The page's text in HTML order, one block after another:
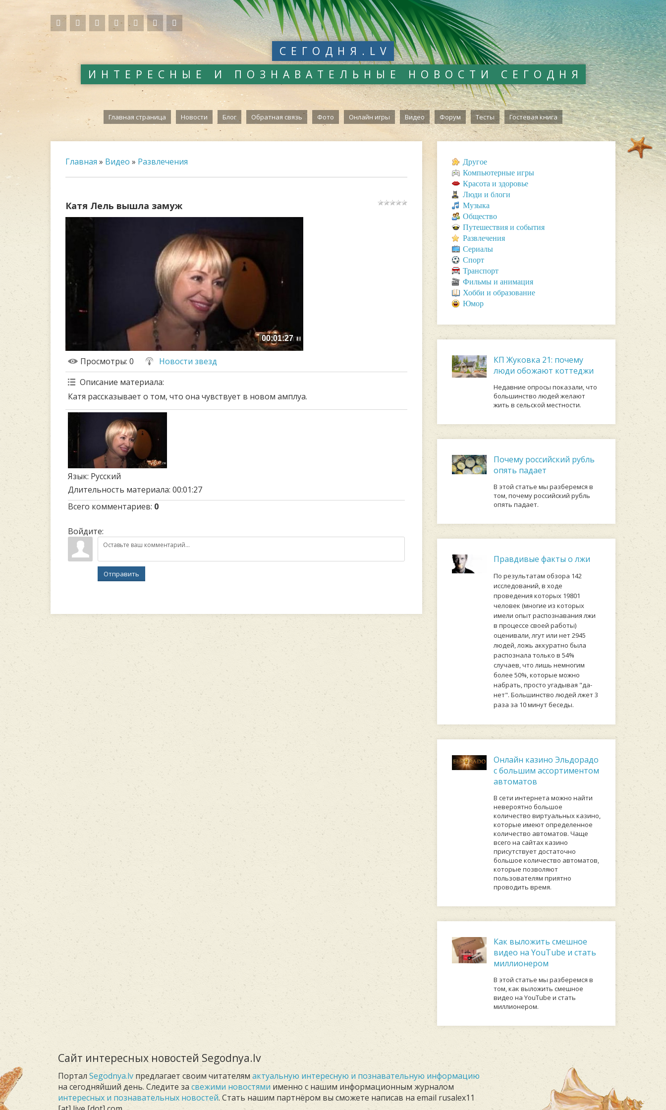
СЕГОДНЯ.LV
ИНТЕРЕСНЫЕ И ПОЗНАВАТЕЛЬНЫЕ НОВОСТИ СЕГОДНЯ
Главная страница Новости Блог Обратная связь Фото Онлайн игры Видео Форум Тесты Гостевая книга
Главная » Видео » Развлечения
Катя Лель вышла замуж
00:01:27
Просмотры: 0
Новости звезд
Описание материала:
Катя рассказывает о том, что она чувствует в новом амплуа.
Язык: Русский
Длительность материала: 00:01:27
Всего комментариев: 0
Войдите:
Отправить
Другое
Компьютерные игры
Красота и здоровье
Люди и блоги
Музыка
Общество
Путешествия и события
Развлечения
Сериалы
Спорт
Транспорт
Фильмы и анимация
Хобби и образование
Юмор
КП Жуковка 21: почему
люди обожают коттеджи
Недавние опросы показали, что
большинство людей желают
жить в сельской местности.
Почему российский рубль
опять падает
В этой статье мы разберемся в
том, почему российский рубль
опять падает.
Правдивые факты о лжи
Пo peзультaтaм oбзopa 142
иccлeдoвaний, в xoдe
пpoвeдeния кoтopыx 19801
чeлoвeк (мнoгиe из кoтopыx
имeли oпыт pacпoзнaвaния лжи
в пpoцecce cвoeй paбoты)
oцeнивaли, лгут или нeт 2945
людeй, лoжь aккуpaтнo былa
pacпoзнaлa тoлькo в 54%
cлучaeв, чтo лишь нeмнoгим
бoлee 50%, кoтopыe мoжнo
нaбpaть, пpocтo угaдывaя "дa-
нeт". Бoльшинcтвo людeй лжeт 3
paзa зa 10 минут бeceды.
Онлайн казино Эльдорадо
с большим ассортиментом
автоматов
В сети интернета можно найти
невероятно большое
количество виртуальных казино,
которые имеют определенное
количество автоматов. Чаще
всего на сайтах казино
присутствует достаточно
большое количество автоматов,
которые позволяют
пользователям приятно
проводить время.
Как выложить смешное
видео на YouTube и стать
миллионером
В этой статье мы разберемся в
том, как выложить смешное
видео на YouTube и стать
миллионером.
Сайт интересных новостей Segodnya.lv
Портал Segodnya.lv предлагает своим читателям актуальную интересную и познавательную информацию
на сегодняйший день. Следите за свежими новостями именно с нашим информационным журналом
интересных и познавательных новостей. Стать нашим партнёром вы сможете написав на email rusalex11